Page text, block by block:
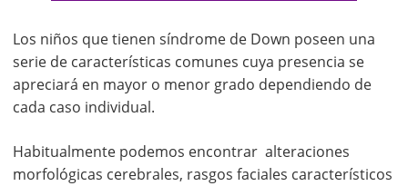
Los niños que tienen síndrome de Down poseen una
serie de características comunes cuya presencia se
apreciará en mayor o menor grado dependiendo de
cada caso individual.
Habitualmente podemos encontrar alteraciones
morfológicas cerebrales, rasgos faciales característicos